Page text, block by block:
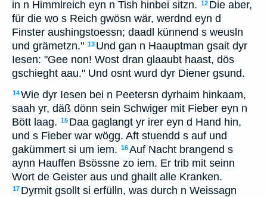
in n Himmlreich eyn n Tish hinbei sitzn. 12 Die aber,
für die wo s Reich gwösn wär, werdnd eyn d
Finster aushingstoessn; daadl künnend s weusln
und grämetzn." 13 Und gan n Haauptman gsait dyr
Iesen: "Gee non! Wost dran glaaubt haast, dös
gschieght aau." Und osnt wurd dyr Diener gsund.
14Wie dyr Iesen bei n Peetersn dyrhaim hinkaam,
saah yr, däß dönn sein Schwiger mit Fieber eyn n
Bött laag. 15 Daa gaglangt yr irer eyn d Hand hin,
und s Fieber war wögg. Aft stuendd s auf und
gakümmert si um iem. 16Auf Nacht brangend s
aynn Hauffen Bsössne zo iem. Er trib mit seinn
Wort de Geister aus und ghailt alle Kranken.
17 Dyrmit gsollt si erfülln, was durch n Weissagn